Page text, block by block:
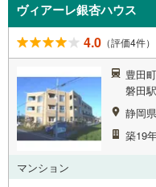
ヴィアーレ銀杏ハウス
4.0 （評価4件）
豊田
磐田
静岡
築19
マンション